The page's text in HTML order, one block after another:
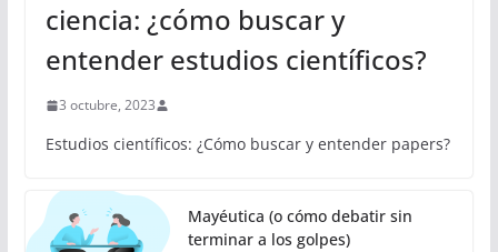
ciencia: ¿cómo buscar y
entender estudios científicos?
3 octubre, 2023
Estudios científicos: ¿Cómo buscar y entender papers?
Mayéutica (o cómo debatir sin
terminar a los golpes)